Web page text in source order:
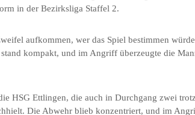
in der Bezirksliga Staffel 2.
aufkommen, wer das Spiel bestimmen
kompakt, und im Angriff überzeugte die
HSG Ettlingen, die auch in Durchgang zwei
Die Abwehr blieb konzentriert, und im